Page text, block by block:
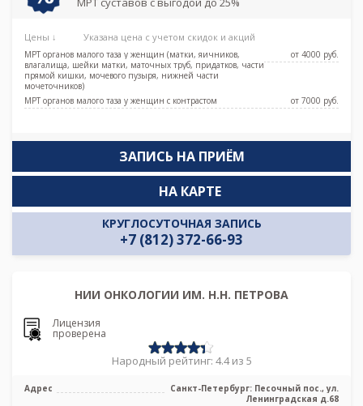
Цены ↓ Указана цена с учетом скидок и акций
МРТ органов малого таза у женщин (матки, яичников,
влагалища, шейки матки, маточных труб, придатков, части
прямой кишки, мочевого пузыря, нижней части
мочеточников)
от 4000 pуб.
МРТ органов малого таза у женщин с контрастом от 7000 pуб.
ЗАПИСЬ НА ПРИЁМ
КРУГЛОСУТОЧНАЯ ЗАПИСЬ
+7 (812) 372-66-93
НА КАРТЕ
НИИ ОНКОЛОГИИ ИМ. Н.Н. ПЕТРОВА
Лицензия
проверена
Народный рейтинг: 4.4 из 5
Адрес
Санкт-Петербург: Песочный пос., ул.
Ленинградская д.68